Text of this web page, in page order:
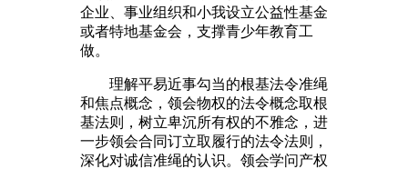
企业、事业组织和小我设立公益性基金
或者特地基金会，支撑青少年教育工
做。
理解平易近事勾当的根基法令准绳
和焦点概念，领会物权的法令概念取根
基法则，树立卑沉所有权的不雅念，进
一步领会合同订立取履行的法令法则，
深化对诚信准绳的认识。领会学问产权